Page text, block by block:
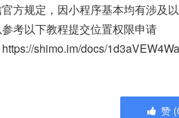
方规定，因小程序基本均有涉及
考以下教程提交位置权限申请
shimo.im/docs/
赞 (